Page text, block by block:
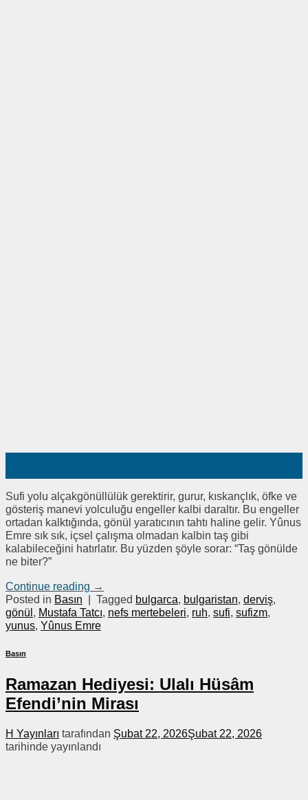
Sufi yolu alçakgönüllülük gerektirir, gurur, kıskançlık, öfke ve
gösteriş manevi yolculuğu engeller kalbi daraltır. Bu engeller
ortadan kalktığında, gönül yaratıcının tahtı haline gelir. Yûnus
Emre sık sık, içsel çalışma olmadan kalbin taş gibi
kalabileceğini hatırlatır. Bu yüzden şöyle sorar: “Taş gönülde
ne biter?”
Continue reading →
Posted in Basın | Tagged bulgarca bulgaristan derviş
gönül Mustafa Tatcı nefs mertebeleri ruh sufi sufizm
yunus Yûnus Emre
Basın
Ramazan Hediyesi: Ulalı Hüsâm
Efendi’nin Mirası
H Yayınları tarafından Şubat 22, 2026Şubat 22, 2026
tarihinde yayınlandı